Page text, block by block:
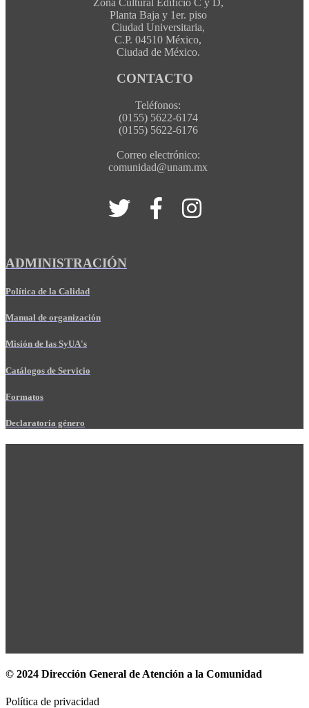
Planta Baja y 1er. piso
Ciudad Universitaria,
C.P. 04510 México,
Ciudad de México.
CONTACTO
Teléfonos:
(0155) 5622-6174
(0155) 5622-6176
Correo electrónico:
comunidad@unam.mx
ADMINISTRACIÓN
Política de la Calidad
Manual de organización
Misión de las SyUA's
Catálogos de Servicio
Formatos
Declaratoria género
© 2024 Dirección General de Atención a la Comunidad
Política de privacidad